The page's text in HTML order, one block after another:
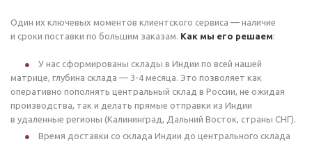
Один их ключевых моментов клиентского сервиса — наличие
и сроки поставки по большим заказам. Как мы его решаем:
У нас сформированы склады в Индии по всей нашей
матрице, глубина склада — 3-4 месяца. Это позволяет как
оперативно пополнять центральный склад в России, не ожидая
производства, так и делать прямые отправки из Индии
в удаленные регионы (Калининград, Дальний Восток, страны СНГ).
Время доставки со склада Индии до центрального склада